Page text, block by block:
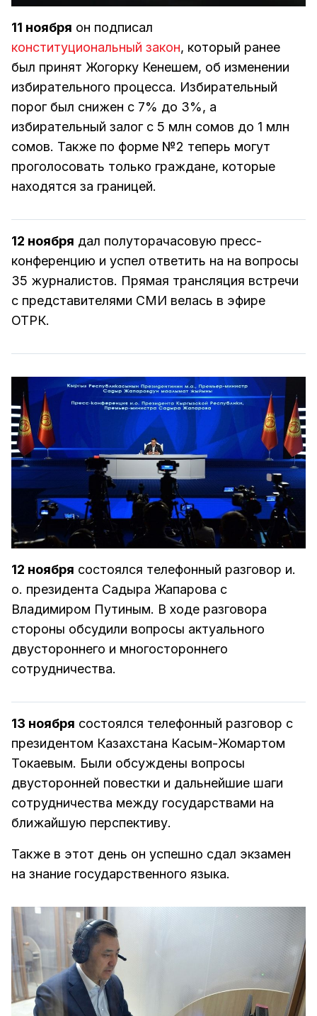
11 ноября он подписал
конституциональный закон, который ранее
был принят Жогорку Кенешем, об изменении
избирательного процесса. Избирательный
порог был снижен с 7% до 3%, а
избирательный залог с 5 млн сомов до 1 млн
сомов. Также по форме №2 теперь могут
проголосовать только граждане, которые
находятся за границей.
12 ноября дал полуторачасовую пресс-
конференцию и успел ответить на на вопросы
35 журналистов. Прямая трансляция встречи
с представителями СМИ велась в эфире
ОТРК.
12 ноября состоялся телефонный разговор и.
о. президента Садыра Жапарова с
Владимиром Путиным. В ходе разговора
стороны обсудили вопросы актуального
двустороннего и многостороннего
сотрудничества.
13 ноября состоялся телефонный разговор с
президентом Казахстана Касым-Жомартом
Токаевым. Были обсуждены вопросы
двусторонней повестки и дальнейшие шаги
сотрудничества между государствами на
ближайшую перспективу.
Также в этот день он успешно сдал экзамен
на знание государственного языка.